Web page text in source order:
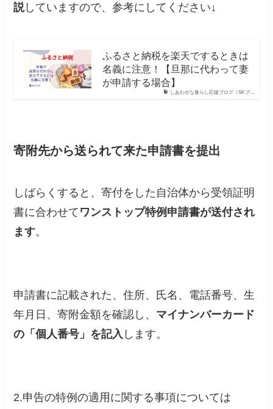
説していますので、参考にしてください↓
しあわせな暮らし応援ブログ（SKブ…
ふるさと納税を楽天でするときは
名義に注意！【旦那に代わって妻
が申請する場合】
寄附先から送られて来た申請書を提出
しばらくすると、寄付をした自治体から受領証明
書に合わせて ワンストップ特例申請書が送付され
ます。
申請書に記載された、住所、氏名、電話番号、生
年月日、寄附金額を確認し、 マイナンバーカード
の「個人番号」を記入 します。
2.申告の特例の適用に関する事項については